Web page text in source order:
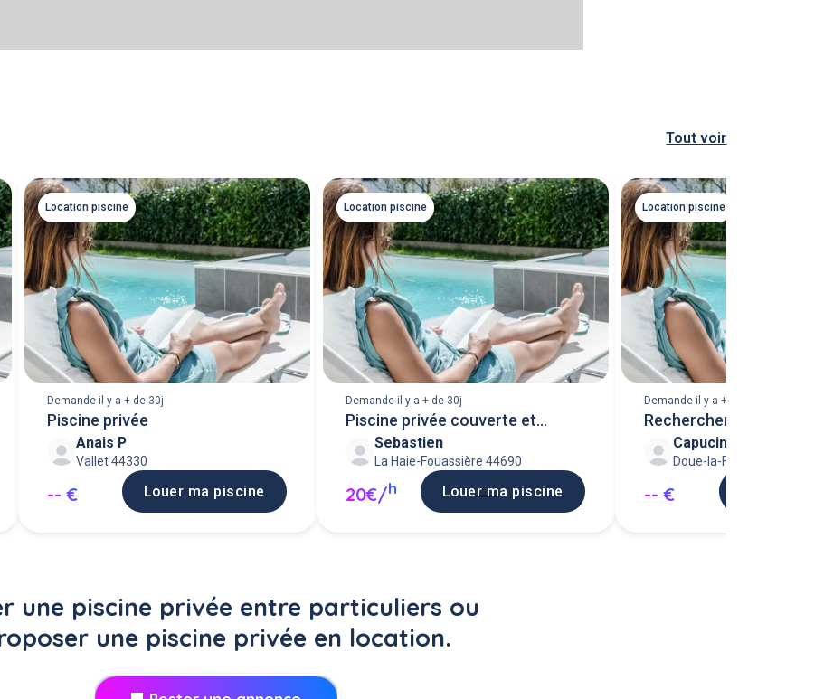
Tout voir
Location piscine
Demande il y a + de 30j
Piscine privée
Anais P
Vallet 44330
-- € Louer ma piscine
Location piscine
Demande il y a + de 30j
Piscine privée couverte et
chauffée en
Sebastien
La Haie-Fouassière 44690
20€/h Louer ma piscine
Location piscine
Demande il y a + de 30j
Rechercher à louer
privée 1 à
Capucine
Doue-la-Fontaine 49700
-- €
une piscine privée entre particuliers ou
une piscine privée en location.